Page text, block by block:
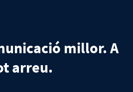
millor. A
arreu.